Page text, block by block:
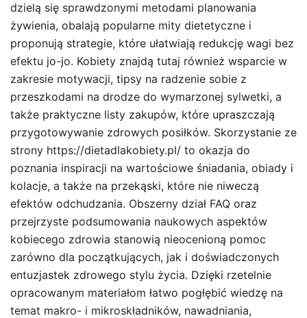
dzielą się sprawdzonymi metodami planowania
żywienia, obalają popularne mity dietetyczne i
proponują strategie, które ułatwiają redukcję wagi bez
efektu jo-jo. Kobiety znajdą tutaj również wsparcie w
zakresie motywacji, tipsy na radzenie sobie z
przeszkodami na drodze do wymarzonej sylwetki, a
także praktyczne listy zakupów, które upraszczają
przygotowywanie zdrowych posiłków. Skorzystanie ze
strony https://dietadlakobiety.pl/ to okazja do
poznania inspiracji na wartościowe śniadania, obiady i
kolacje, a także na przekąski, które nie niweczą
efektów odchudzania. Obszerny dział FAQ oraz
przejrzyste podsumowania naukowych aspektów
kobiecego zdrowia stanowią nieocenioną pomoc
zarówno dla początkujących, jak i doświadczonych
entuzjastek zdrowego stylu życia. Dzięki rzetelnie
opracowanym materiałom łatwo pogłębić wiedzę na
temat makro- i mikroskładników, nawadniania,